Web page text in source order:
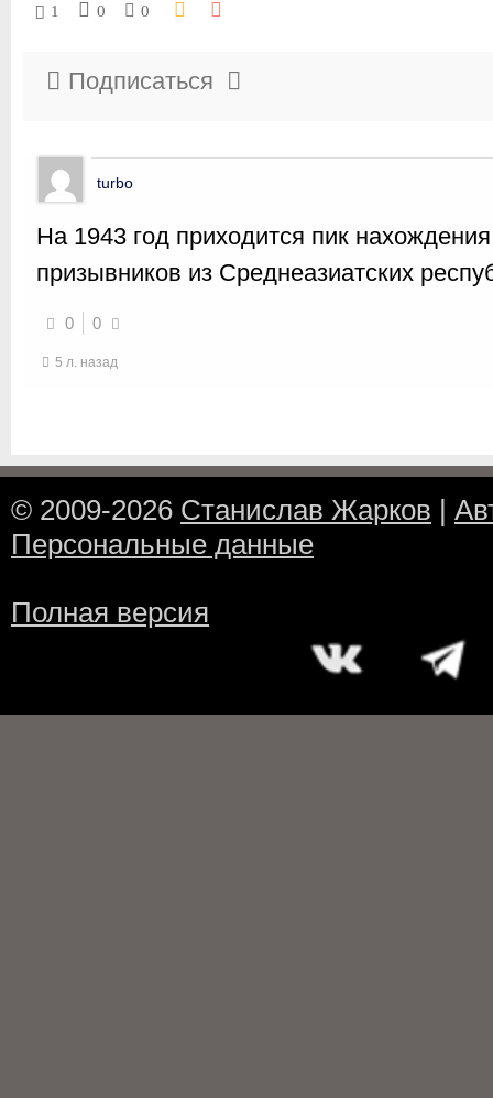
1 0 0
Подписаться
turbo
На 1943 год приходится пик
призывников из Среднеазиатских
0 0
5 л. назад
© 2009-2026 Станислав Жарков |
Персональные данные
Полная версия